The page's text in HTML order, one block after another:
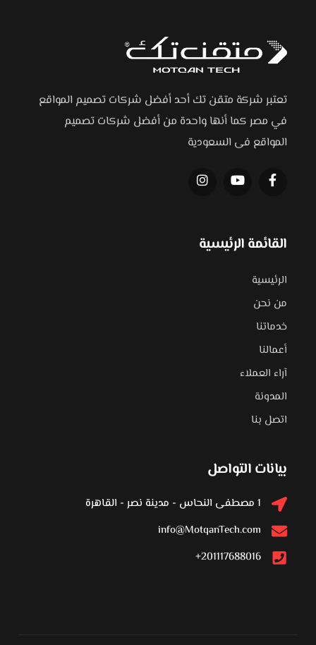
تعتبر شركة متقن تك أحد أفضل شركات تصميم المواقع
في مصر كما أنها واحدة من أفضل شركات تصميم
المواقع فى السعودية
القائمة الرئيسية
الرئيسية
من نحن
خدماتنا
أعمالنا
آراء العملاء
المدونة
اتصل بنا
بيانات التواصل
1 مصطفى النحاس - مدينة نصر - القاهرة
info@MotqanTech.com
201117688016+